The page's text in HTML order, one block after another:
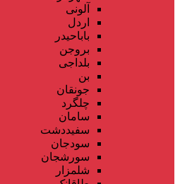
آلونی
اردل
باباحیدر
بروجن
بلداجی
بن
جونقان
چلگرد
سامان
سفیددشت
سودجان
سورشجان
شلمزار